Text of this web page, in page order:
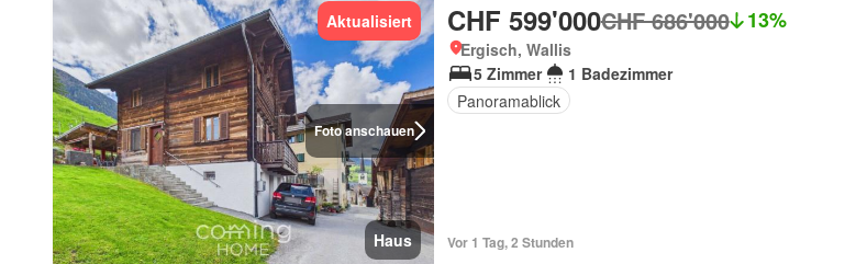
Foto anschauen
Aktualisiert
Haus
CHF 599'000CHF 686'000 13%
Ergisch, Wallis
5 Zimmer
1 Badezimmer
Panoramablick
Vor 1 Tag, 2 Stunden